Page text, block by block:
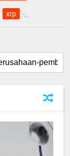
xrp